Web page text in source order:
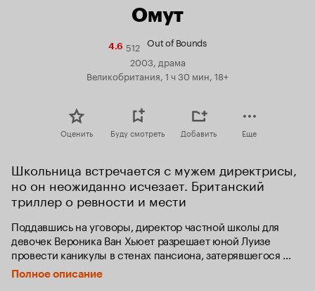
Омут
4.6Рейтинг
Кинопоиска
4.6
512 Out of Bounds
2003, драма
Великобритания, 1 ч 30 мин, 18+
Оценить Буду смотреть Добавить Еще
Школьница встречается с мужем директрисы,
но он неожиданно исчезает. Британский
триллер о ревности и мести
Поддавшись на уговоры, директор частной школы для
девочек Вероника Ван Хьюет разрешает юной Луизе
провести каникулы в стенах пансиона, затерявшегося
среди туманных лесов и холодных прудов Британии. Но
вскоре Вероника выясняет, что причина затворничества
Полное описание